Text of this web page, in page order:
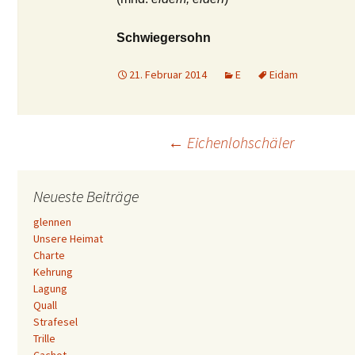
Schwiegersohn
21. Februar 2014 E Eidam
Beitrags-
Navigation
← Eichenlohschäler
Neueste Beiträge
glennen
Unsere Heimat
Charte
Kehrung
Lagung
Quall
Strafesel
Trille